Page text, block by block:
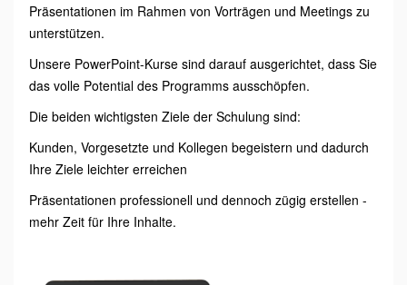
Präsentationen im Rahmen von Vorträgen und Meetings zu
unterstützen.
Unsere PowerPoint-Kurse sind darauf ausgerichtet, dass Sie
das volle Potential des Programms ausschöpfen.
Die beiden wichtigsten Ziele der Schulung sind:
Kunden, Vorgesetzte und Kollegen begeistern und dadurch
Ihre Ziele leichter erreichen
Präsentationen professionell und dennoch zügig erstellen -
mehr Zeit für Ihre Inhalte.